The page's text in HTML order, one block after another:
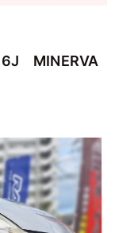
MINERVA